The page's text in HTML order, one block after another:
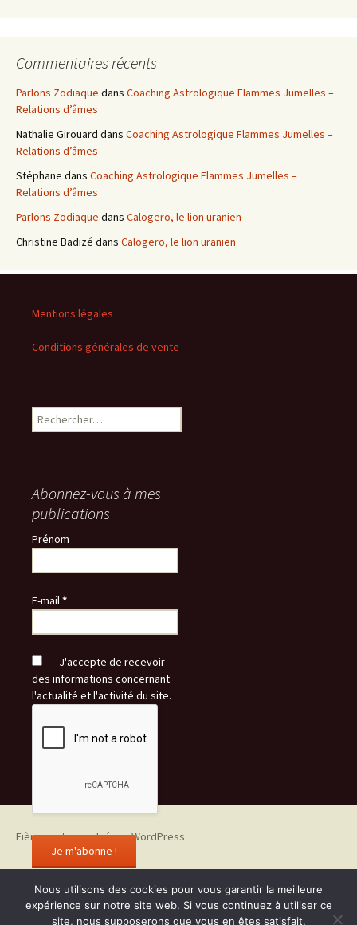
Commentaires récents
Parlons Zodiaque dans Coaching Astrologique Flammes Jumelles –
Relations d’âmes
Nathalie Girouard dans Coaching Astrologique Flammes Jumelles –
Relations d’âmes
Stéphane dans Coaching Astrologique Flammes Jumelles –
Relations d’âmes
Parlons Zodiaque dans Calogero, le lion uranien
Christine Badizé dans Calogero, le lion uranien
Mentions légales
Conditions générales de vente
Rechercher :
Abonnez-vous à mes
publications
Prénom
E-mail*
J'accepte de recevoir
des informations concernant
l'actualité et l'activité du site.
Fièrement propulsé par WordPress
Nous utilisons des cookies pour vous garantir la meilleure
expérience sur notre site web. Si vous continuez à utiliser ce
site, nous supposerons que vous en êtes satisfait.